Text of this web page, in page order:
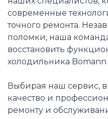
современные
точного ремонта.
поломки, наша
восстановить
холодильника
Выбирая наш сервис,
качество и
ремонту и